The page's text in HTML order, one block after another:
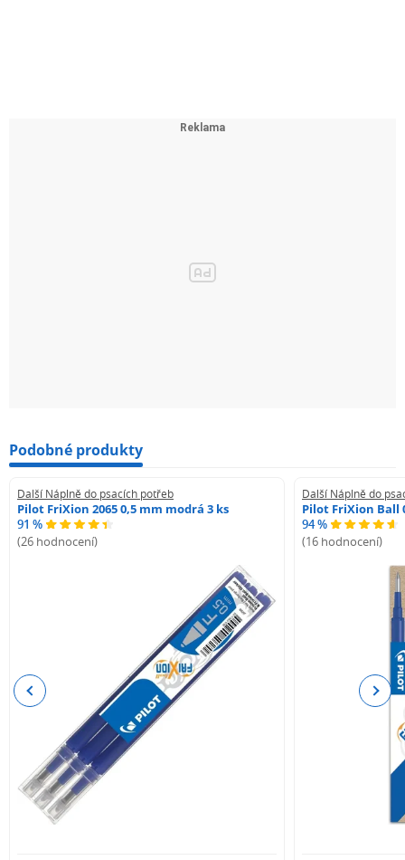
Podobné produkty
Další Náplně do psacích potřeb
Pilot FriXion 2065 0,5 mm modrá 3 ks
91 %
(26 hodnocení)
Další Náplně do
Pilot FriXion Ball
94 %
(16 hodnocení)
Previous Next